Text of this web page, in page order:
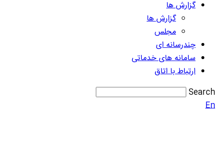
گزارش ها
گزارش ها
مجلس
چندرسانه ای
سامانه های خدماتی
ارتباط با اتاق
Search
En